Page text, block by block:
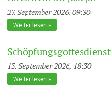
27. September 2026, 09:30
Weiter lesen
Schöpfungsgottesdienst
13. September 2026, 18:30
Weiter lesen